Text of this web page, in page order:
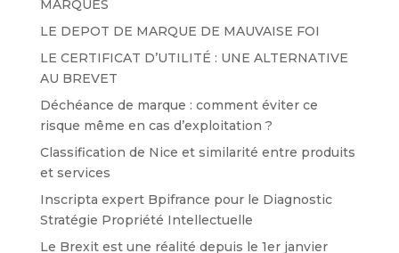
MARQUES
LE DEPOT DE MARQUE DE MAUVAISE FOI
LE CERTIFICAT D’UTILITÉ : UNE ALTERNATIVE
AU BREVET
Déchéance de marque : comment éviter ce
risque même en cas d’exploitation ?
Classification de Nice et similarité entre produits
et services
Inscripta expert Bpifrance pour le Diagnostic
Stratégie Propriété Intellectuelle
Le Brexit est une réalité depuis le 1er janvier